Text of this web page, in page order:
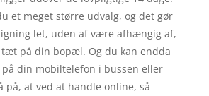
et meget større udvalg, og det gør
let, uden af være afhængig af,
på din bopæl. Og du kan endda
din mobiltelefon i bussen eller
på, at ved at handle online, så